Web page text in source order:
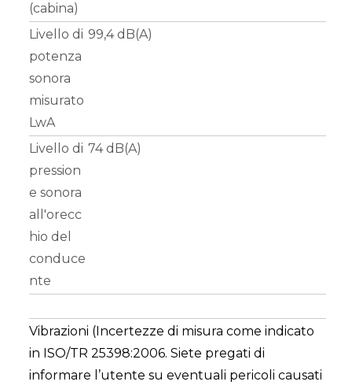
(cabina)
Livello di
potenza
sonora
misurato
LwA
99,4 dB(A)
Livello di
pression
e sonora
all'orecc
hio del
conduce
nte
74 dB(A)
Vibrazioni (Incertezze di misura come indicato
in ISO/TR 25398:2006. Siete pregati di
informare l’utente su eventuali pericoli causati